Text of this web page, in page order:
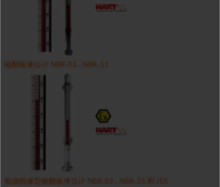
磁翻板液位计 NBK-03...NBK-33
船级防爆型磁翻板液位计 NBK-03...NBK-33 和 /EX